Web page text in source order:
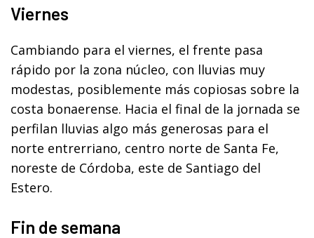
Viernes
Cambiando para el viernes, el frente pasa
rápido por la zona núcleo, con lluvias muy
modestas, posiblemente más copiosas sobre la
costa bonaerense. Hacia el final de la jornada se
perfilan lluvias algo más generosas para el
norte entrerriano, centro norte de Santa Fe,
noreste de Córdoba, este de Santiago del
Estero.
Fin de semana